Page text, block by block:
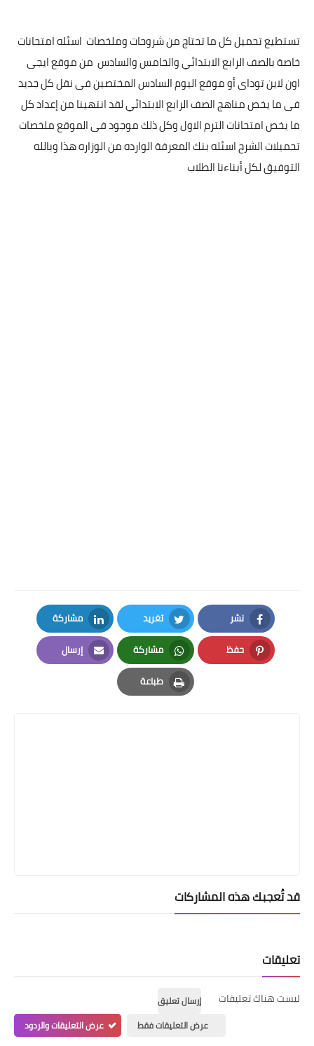
تستطيع تحميل كل ما تحتاج من شروحات وملخصات اسئله امتحانات
خاصة بالصف الرابع الابتدائي والخامس والسادس من موقع ايجى
اون لاين توداى أو موقع اليوم السادس المختصين فى نقل كل جديد
فى ما يخص مناهج الصف الرابع الابتدائي لقد انتهينا من إعداد كل
ما يخص امتحانات الترم الاول وكل ذلك موجود فى الموقع ملخصات
تحميلات الشرح اسئله بنك المعرفة الوارده من الوزاره هذا وبالله
التوفيق لكل أبناءنا الطلاب
نشر
Facebook
تغريد
Twitter
مشاركة
LinkedIn
حفظ
Pinterest
مشاركة
Whatsapp
إرسال
Email
طباعة
Print
قد تُعجبك هذه المشاركات
تعليقات
ليست هناك تعليقات
إرسال تعليق
عرض التعليقات فقط
عرض التعليقات والردود